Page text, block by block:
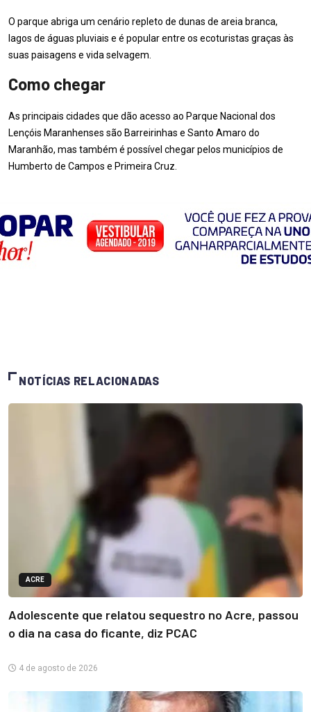
O parque abriga um cenário repleto de dunas de areia branca,
lagos de águas pluviais e é popular entre os ecoturistas graças às
suas paisagens e vida selvagem.
Como chegar
As principais cidades que dão acesso ao Parque Nacional dos
Lençóis Maranhenses são Barreirinhas e Santo Amaro do
Maranhão, mas também é possível chegar pelos municípios de
Humberto de Campos e Primeira Cruz.
NOTÍCIAS RELACIONADAS
ACRE
Adolescente que relatou sequestro no Acre, passou
o dia na casa do ficante, diz PCAC
4 de agosto de 2026